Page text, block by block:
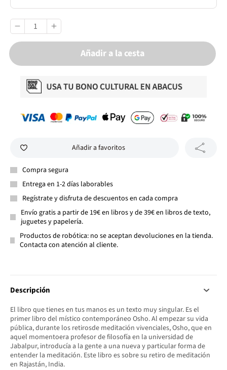
Añadir a la cesta
Añadir a favoritos
Compra segura
Entrega en 1-2 días laborables
Regístrate y disfruta de descuentos en cada compra
Envío gratis a partir de 19€ en libros y de 39€ en libros de texto,
juguetes y papelería.
Productos de robótica: no se aceptan devoluciones en la tienda.
Contacta con atención al cliente.
Descripción
El libro que tienes en tus manos es un texto muy singular. Es el
primer libro del místico contemporáneo Osho. Al empezar su vida
pública, durante los retirosde meditación vivenciales, Osho, que en
aquel momentoera profesor de filosofía en la universidad de
Jabalpur, introducía a la gente a una nueva y particular forma de
entender la meditación. Este libro es sobre su retiro de meditación
en Rajastán, India.